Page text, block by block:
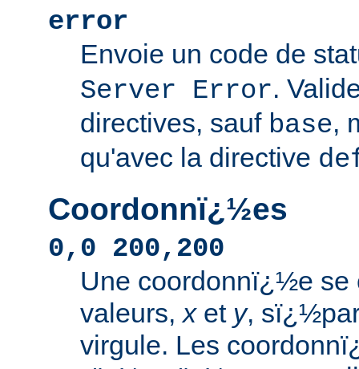
error
Envoie un code de
Server Error.
directives, sauf base,
qu'avec la directive
Coordonnï¿½es
0,0 200,200
Une coordonnï¿½e se
valeurs,xet y,
virgule. Les